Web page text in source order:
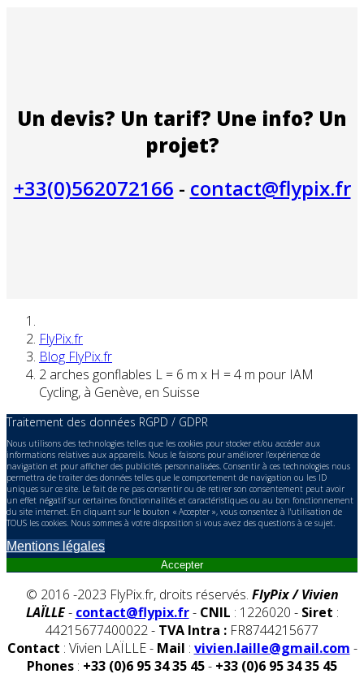
Un devis? Un tarif? Une info? Un
projet?
+33(0)562072166 - contact@flypix.fr
FlyPix.fr
Blog FlyPix.fr
2 arches gonflables L = 6 m x H = 4 m pour IAM
Cycling, à Genève, en Suisse
Traitement des données RGPD / GDPR
Nous utilisons des technologies telles que les cookies pour stocker et/ou accéder aux
informations relatives aux appareils. Nous le faisons pour améliorer l’expérience de
navigation et pour afficher des publicités personnalisées. Consentir à ces technologies nous
permettra de traiter des données telles que le comportement de navigation ou les ID
uniques sur ce site. Le fait de ne pas consentir ou de retirer son consentement peut avoir
un effet négatif sur certaines fonctionnalités et caractéristiques ou au bon fonctionnement
du site internet. En cliquant sur le bouton « Accepter », vous consentez à l'utilisation de
TOUS les cookies. Nous sommes à votre disposition si vous avez des questions à ce sujet.
Mentions légales
Accepter
© 2016 -2023 FlyPix.fr, droits réservés. FlyPix / Vivien
LAÏLLE - contact@flypix.fr- CNIL : 1226020 - Siret :
44215677400022 - TVA Intra : FR8744215677
Contact : Vivien LAÏLLE - Mail : vivien.laille@gmail.com -
Phones : +33 (0)6 95 34 35 45- +33 (0)6 95 34 35 45